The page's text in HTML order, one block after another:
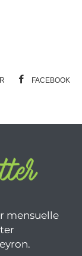
FACEBOOK
mensuelle